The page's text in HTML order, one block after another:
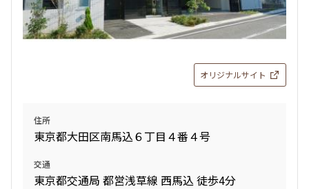
オリジナルサイト
住所
東京都大田区南馬込６丁目４番４号
交通
東京都交通局 都営浅草線 西馬込 徒歩4分